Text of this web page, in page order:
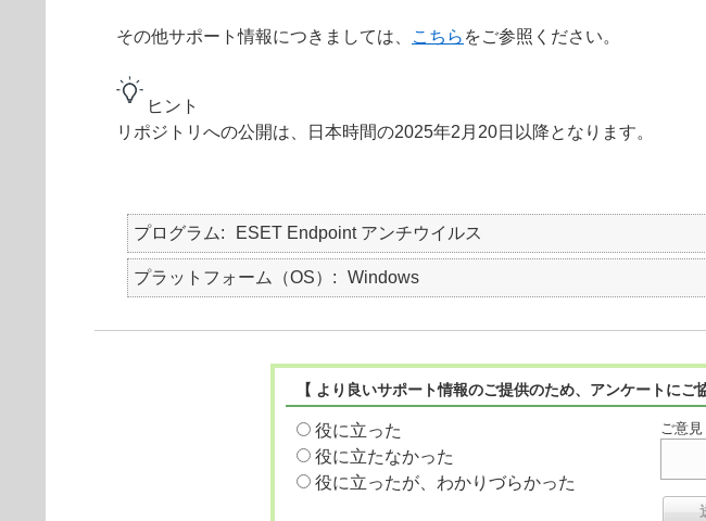
その他サポート情報につきましては、 こちら をご参照ください。
ヒント
リポジトリへの公開は、日本時間の2025年2月20日以降となります。
プログラム ESET Endpoint アンチウイルス
プラットフォーム（OS） Windows
【 より良いサポート情報のご提供のため、アンケートに
役に立った
役に立たなかった
役に立ったが、わかりづらかった
ご意見